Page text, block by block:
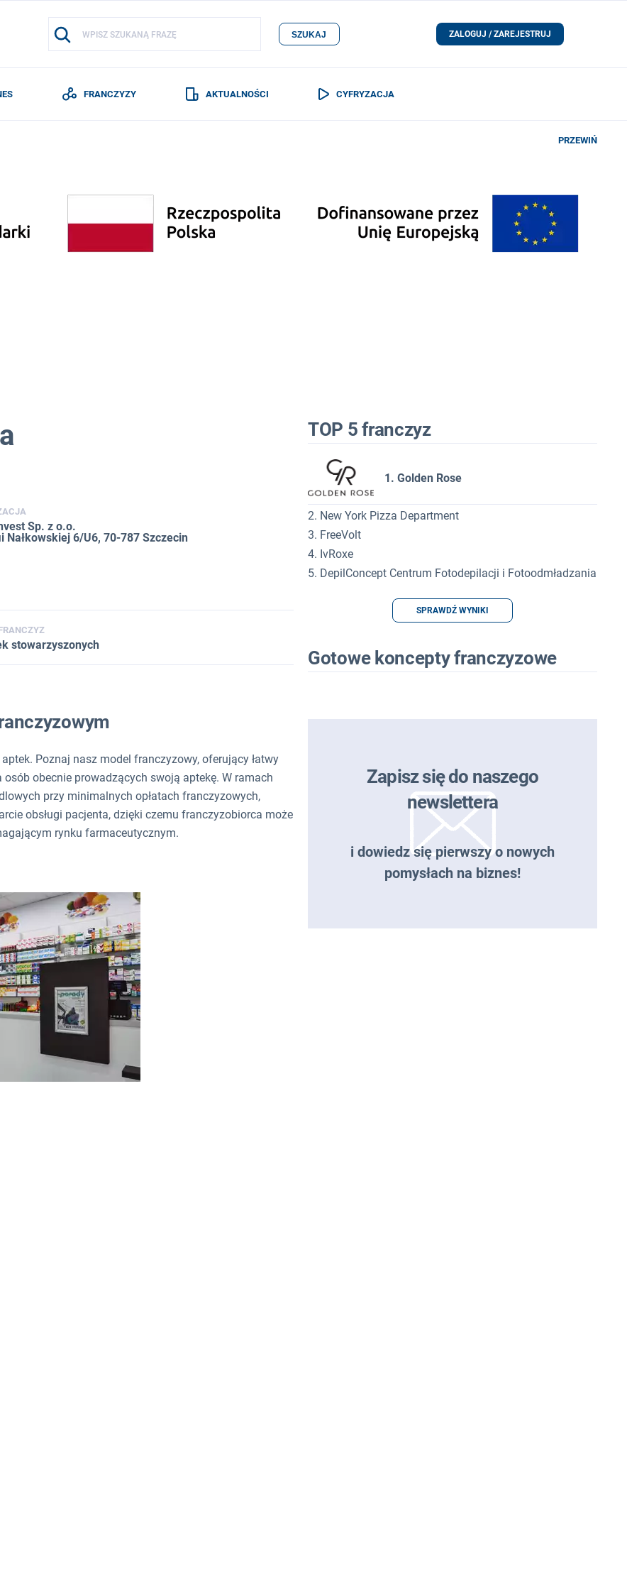
SZUKAJ ZALOGUJ / ZAREJESTRUJ
FRANCZYZY AKTUALNOŚCI CYFRYZACJA
PRZEWIŃ
Sp. z o.o.
Nałkowskiej 6/U6, 70-787 Szczecin
stowarzyszonych
Poznaj nasz model franczyzowy, oferujący łatwy
obecnie prowadzących swoją aptekę. W ramach
przy minimalnych opłatach franczyzowych,
obsługi pacjenta, dzięki czemu franczyzobiorca może
rynku farmaceutycznym.
TOP 5 franczyz
1. Golden Rose
2. New York Pizza Department
3. FreeVolt
4. IvRoxe
5. DepilConcept Centrum Fotodepilacji i Fotoodmładzania
SPRAWDŹ WYNIKI
Gotowe koncepty franczyzowe
Zapisz się do naszego
newslettera
i dowiedz się pierwszy o nowych
pomysłach na biznes!